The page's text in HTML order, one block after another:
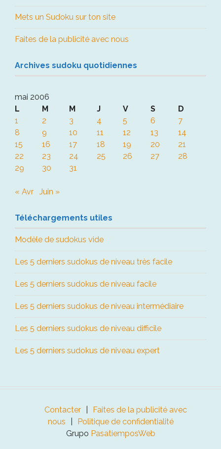
Mets un Sudoku sur ton site
Faites de la publicité avec nous
Archives sudoku quotidiennes
mai 2006
L
M M J V S
D
1
2 3 4 5 6
7
8
9 10 11 12 13
14
15
16 17 18 19 20
21
22
23 24 25 26 27
28
29
30 31
« Avr Juin »
Téléchargements utiles
Modèle de sudokus vide
Les 5 derniers sudokus de niveau très facile
Les 5 derniers sudokus de niveau facile
Les 5 derniers sudokus de niveau intermédiaire
Les 5 derniers sudokus de niveau difficile
Les 5 derniers sudokus de niveau expert
Contacter
Faites de la publicité avec
nous
Politique de confidentialité
Grupo PasatiemposWeb